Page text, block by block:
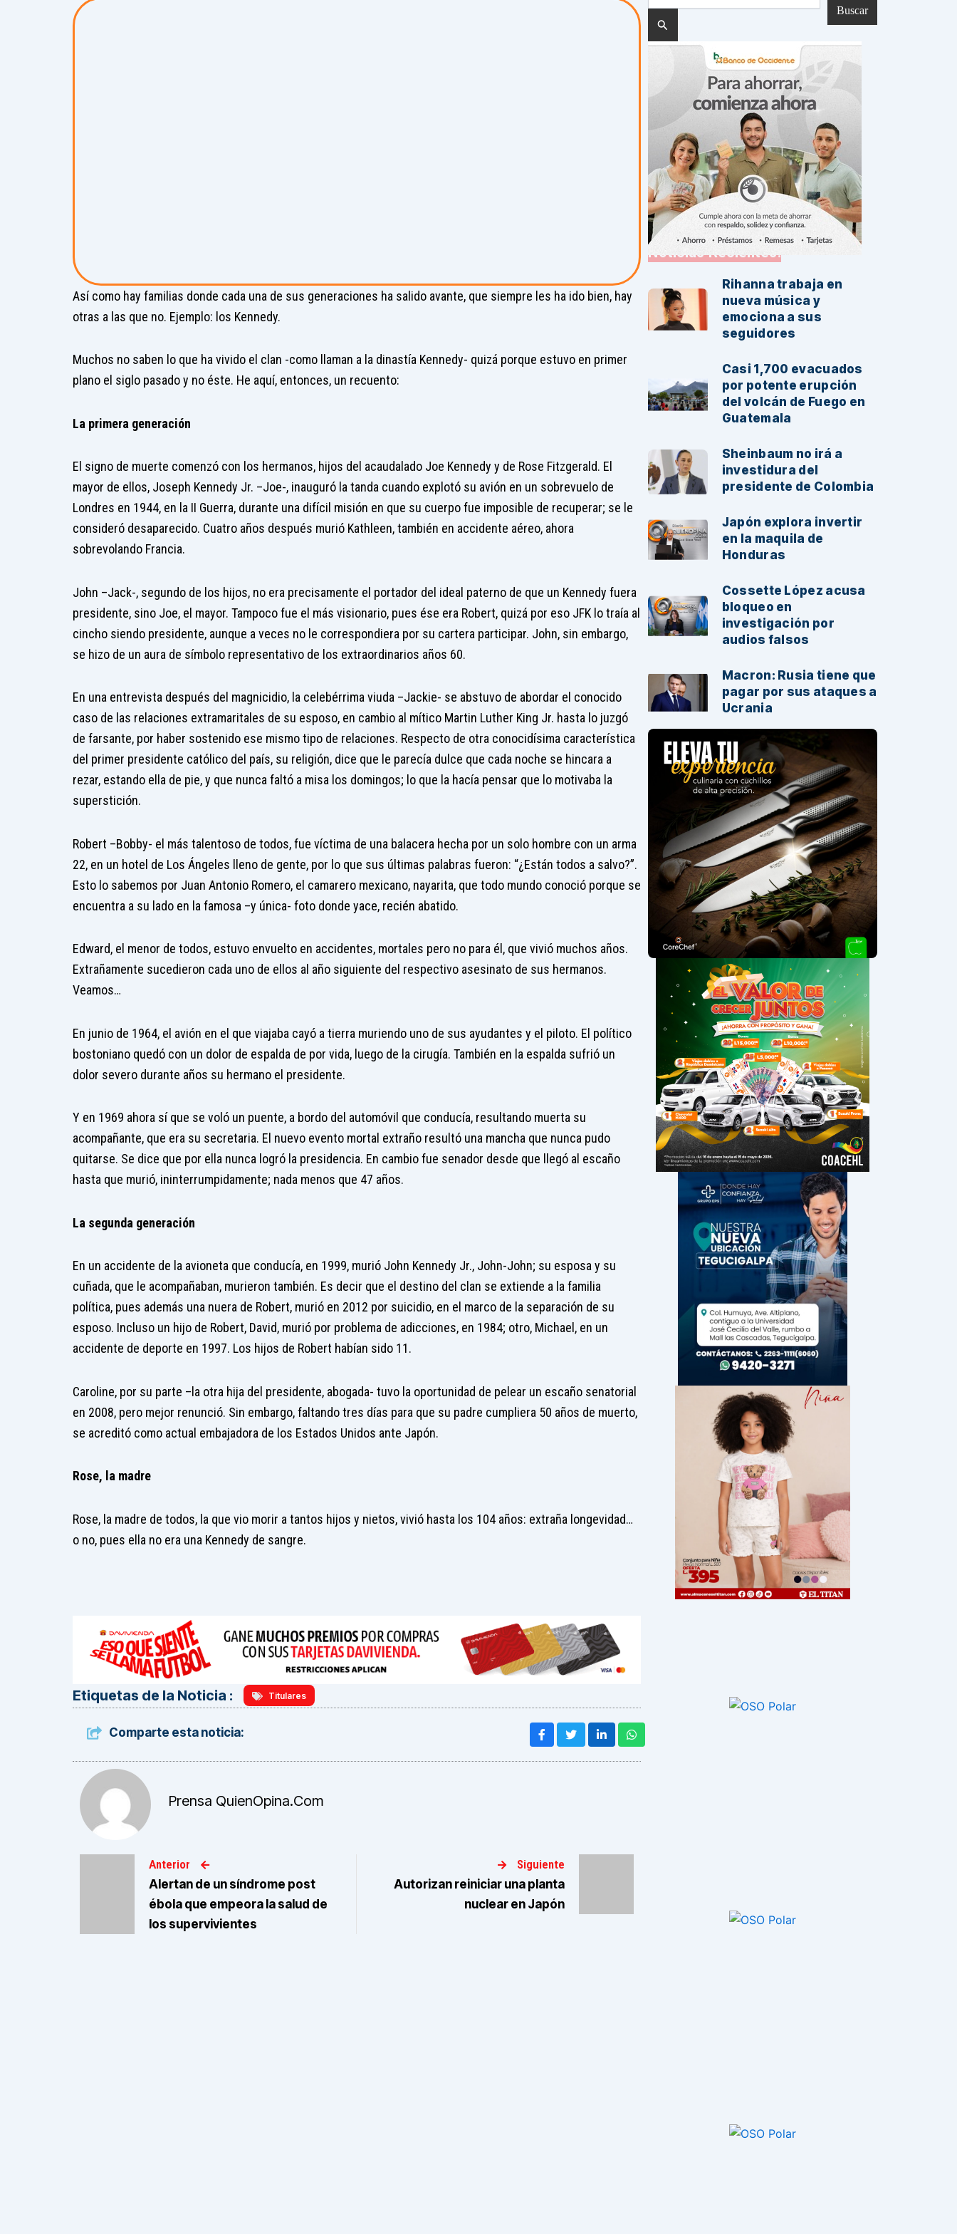
Así como hay familias donde cada una de sus generaciones ha salido avante, que siempre les ha ido bien, hay
otras a las que no. Ejemplo: los Kennedy.
Muchos no saben lo que ha vivido el clan -como llaman a la dinastía Kennedy- quizá porque estuvo en primer
plano el siglo pasado y no éste. He aquí, entonces, un recuento:
La primera generación
El signo de muerte comenzó con los hermanos, hijos del acaudalado Joe Kennedy y de Rose Fitzgerald. El
mayor de ellos, Joseph Kennedy Jr. –Joe-, inauguró la tanda cuando explotó su avión en un sobrevuelo de
Londres en 1944, en la II Guerra, durante una difícil misión en que su cuerpo fue imposible de recuperar; se le
consideró desaparecido. Cuatro años después murió Kathleen, también en accidente aéreo, ahora
sobrevolando Francia.
John –Jack-, segundo de los hijos, no era precisamente el portador del ideal paterno de que un Kennedy fuera
presidente, sino Joe, el mayor. Tampoco fue el más visionario, pues ése era Robert, quizá por eso JFK lo traía al
cincho siendo presidente, aunque a veces no le correspondiera por su cartera participar. John, sin embargo,
se hizo de un aura de símbolo representativo de los extraordinarios años 60.
En una entrevista después del magnicidio, la celebérrima viuda –Jackie- se abstuvo de abordar el conocido
caso de las relaciones extramaritales de su esposo, en cambio al mítico Martin Luther King Jr. hasta lo juzgó
de farsante, por haber sostenido ese mismo tipo de relaciones. Respecto de otra conocidísima característica
del primer presidente católico del país, su religión, dice que le parecía dulce que cada noche se hincara a
rezar, estando ella de pie, y que nunca faltó a misa los domingos; lo que la hacía pensar que lo motivaba la
superstición.
Robert –Bobby- el más talentoso de todos, fue víctima de una balacera hecha por un solo hombre con un arma
22, en un hotel de Los Ángeles lleno de gente, por lo que sus últimas palabras fueron: “¿Están todos a salvo?”.
Esto lo sabemos por Juan Antonio Romero, el camarero mexicano, nayarita, que todo mundo conoció porque se
encuentra a su lado en la famosa –y única- foto donde yace, recién abatido.
Edward, el menor de todos, estuvo envuelto en accidentes, mortales pero no para él, que vivió muchos años.
Extrañamente sucedieron cada uno de ellos al año siguiente del respectivo asesinato de sus hermanos.
Veamos…
En junio de 1964, el avión en el que viajaba cayó a tierra muriendo uno de sus ayudantes y el piloto. El político
bostoniano quedó con un dolor de espalda de por vida, luego de la cirugía. También en la espalda sufrió un
dolor severo durante años su hermano el presidente.
Y en 1969 ahora sí que se voló un puente, a bordo del automóvil que conducía, resultando muerta su
acompañante, que era su secretaria. El nuevo evento mortal extraño resultó una mancha que nunca pudo
quitarse. Se dice que por ella nunca logró la presidencia. En cambio fue senador desde que llegó al escaño
hasta que murió, ininterrumpidamente; nada menos que 47 años.
La segunda generación
En un accidente de la avioneta que conducía, en 1999, murió John Kennedy Jr., John-John; su esposa y su
cuñada, que le acompañaban, murieron también. Es decir que el destino del clan se extiende a la familia
política, pues además una nuera de Robert, murió en 2012 por suicidio, en el marco de la separación de su
esposo. Incluso un hijo de Robert, David, murió por problema de adicciones, en 1984; otro, Michael, en un
accidente de deporte en 1997. Los hijos de Robert habían sido 11.
Caroline, por su parte –la otra hija del presidente, abogada- tuvo la oportunidad de pelear un escaño senatorial
en 2008, pero mejor renunció. Sin embargo, faltando tres días para que su padre cumpliera 50 años de muerto,
se acreditó como actual embajadora de los Estados Unidos ante Japón.
Rose, la madre
Rose, la madre de todos, la que vio morir a tantos hijos y nietos, vivió hasta los 104 años: extraña longevidad…
o no, pues ella no era una Kennedy de sangre.
Etiquetas de la Noticia : Titulares
Comparte esta noticia:
Prensa QuienOpina.com
Anterior
Alertan de un síndrome post
ébola que empeora la salud de
los supervivientes
Siguiente
Autorizan reiniciar una planta
nuclear en Japón
Noticias Recientes:Rihanna trabaja en
nueva música y
emociona a sus
seguidores
Casi 1,700 evacuados
por potente erupción
del volcán de Fuego en
Guatemala
Sheinbaum no irá a
investidura del
presidente de Colombia
Japón explora invertir
en la maquila de
Honduras
Cossette López acusa
bloqueo en
investigación por
audios falsos
Macron: Rusia tiene que
pagar por sus ataques a
Ucrania